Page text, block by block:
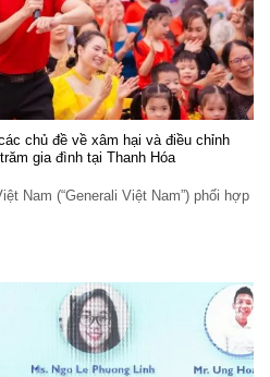
chủ đề về xâm hại và điều chỉnh
gia đình tại Thanh Hóa
Nam (“Generali Việt Nam”) phối hợp